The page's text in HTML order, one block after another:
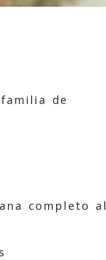
de
completo al